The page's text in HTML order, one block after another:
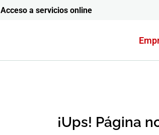
Acceso a servicios online
¡Ups! Página